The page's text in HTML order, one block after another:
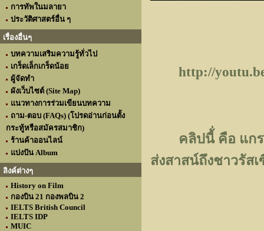
การทัพในมลายา
ประวัติศาสตร์อื่น ๆ
เรื่องอื่นๆ
บทความเสริมความรู้ทั่วไป
เกร็ดเล็กเกร็ดน้อย
ผู้จัดทำ
ผังเว็บไซต์ (Site Map)
แนวทางการร่วมเขียนบทความ
ถาม-ตอบ (FAQs) (โปรดอ่านก่อนตั้ง
กระทู้หรือสมัครสมาชิก)
ร้านค้าออนไลน์
แบ่งปัน Album
ลิงค์ต่างๆ
History on Film
กองบิน 21 กองพลบิน 2
IELTS British Council
IELTS IDP
MUIC
http://youtu.be/
คลิปนี้่ คือ แกรน
ส่งสาสน์ถึงชาวรัส